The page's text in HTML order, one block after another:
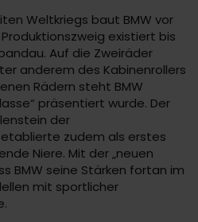
Weltkriegs baut BMW vor
existiert bis
Auf die Zweiräder
anderem des Kabinenrollers
Rädern steht BMW
präsentiert wurde. Der
der
zudem als erstes
Niere. Mit der „neuen
BMW seine Stärken fortan im
mit sportlicher